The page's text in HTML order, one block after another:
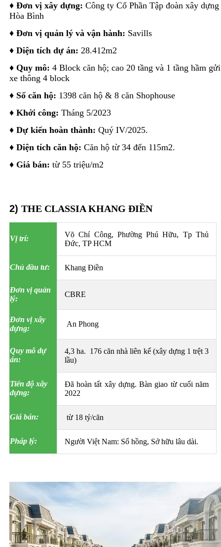
♦ Đơn vị xây dựng: Công ty Cổ Phần Tập đoàn xây dựng
Hòa Bình
♦ Đơn vị quản lý và vận hành: Savills
♦ Diện tích dự án: 28.412m2
♦ Quy mô: 4 Block căn hộ; cao 20 tầng và 1 tầng hầm gửi
xe thông 4 block
♦ Số căn hộ: 1398 căn hộ & 8 căn Shophouse
♦ Khởi công: Tháng 5/2023
♦ Dự kiến hoàn thành: Quý IV/2025.
♦ Diện tích căn hộ: Căn hộ từ 34 đến 115m2.
♦ Giá bán: từ 55 triệu/m2
2) THE CLASSIA KHANG ĐIỀN
Vị trí:
Võ Chí Công, Phường Phú Hữu, Tp Thủ
Đức, TP HCM
Chủ đầu tư: Khang Điền
Đơn vị quản
lý:
CBRE
Đơn vị xây
dựng:
An Phong
Quy mô dự
án:
4,3 ha. 176 căn nhà liên kế (xây dựng 1 trệt 3
lầu)
Tiến độ xây
dựng:
Đã hoàn tất xây dựng. Bàn giao từ cuối năm
2022
Giá bán: từ 18 tỷ/căn
Pháp lý: Người Việt Nam: Sổ hồng, Sở hữu lâu dài.